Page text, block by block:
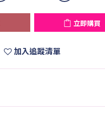
立即購買
加入追蹤清單